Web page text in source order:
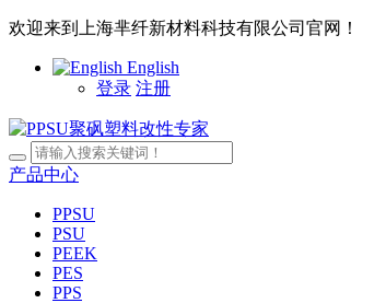
欢迎来到上海芈纤新材料科技有限公司官网！
English
登录 注册
产品中心
PPSU
PSU
PEEK
PES
PPS